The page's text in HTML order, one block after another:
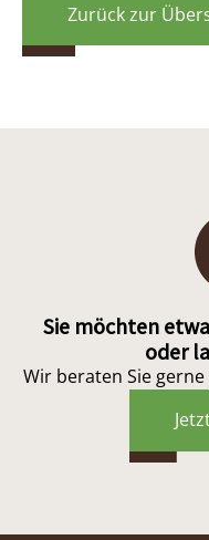
Zurück zur
Sie möchten
oder
Wir beraten Sie